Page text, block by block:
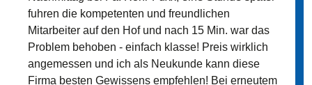
fuhren die kompetenten und freundlichen
Mitarbeiter auf den Hof und nach 15 Min. war das
Problem behoben - einfach klasse! Preis wirklich
angemessen und ich als Neukunde kann diese
Firma besten Gewissens empfehlen! Bei erneutem